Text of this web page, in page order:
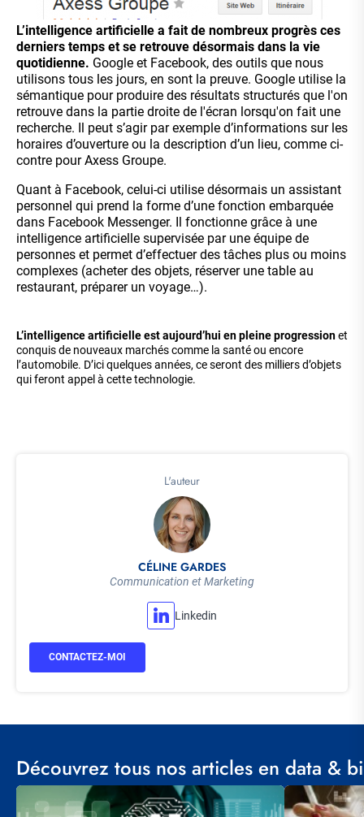
L'auteur
CÉLINE GARDES
Communication et Marketing
Linkedin
CONTACTEZ-MOI
L’intelligence artificielle a fait de nombreux progrès ces
derniers temps et se retrouve désormais dans la vie
quotidienne. Google et Facebook, des outils que nous
utilisons tous les jours, en sont la preuve. Google utilise la
sémantique pour produire des résultats structurés que l'on
retrouve dans la partie droite de l'écran lorsqu'on fait une
recherche. Il peut s’agir par exemple d’informations sur les
horaires d’ouverture ou la description d’un lieu, comme ci-
contre pour Axess Groupe.
Quant à Facebook, celui-ci utilise désormais un assistant
personnel qui prend la forme d’une fonction embarquée
dans Facebook Messenger. Il fonctionne grâce à une
intelligence artificielle supervisée par une équipe de
personnes et permet d’effectuer des tâches plus ou moins
complexes (acheter des objets, réserver une table au
restaurant, préparer un voyage…).
L’intelligence artificielle est aujourd’hui en pleine progressionet
conquis de nouveaux marchés comme la santé ou encore
l’automobile. D’ici quelques années, ce seront des milliers d’objets
qui feront appel à cette technologie.
Découvrez tous nos articles en data & bi
Visuel
principal
Visuel
principal